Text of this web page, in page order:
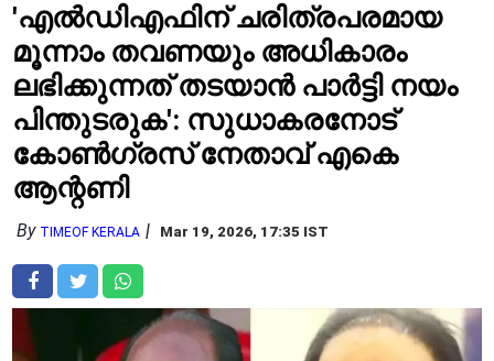
'എൽഡിഎഫിന് ചരിത്രപരമായ
മൂന്നാം തവണയും അധികാരം
ലഭിക്കുന്നത് തടയാൻ പാർട്ടി നയം
പിന്തുടരുക': സുധാകരനോട്
കോൺഗ്രസ് നേതാവ് എകെ
ആന്റണി
By TIMEOF KERALA Mar 19, 2026, 17:35 IST